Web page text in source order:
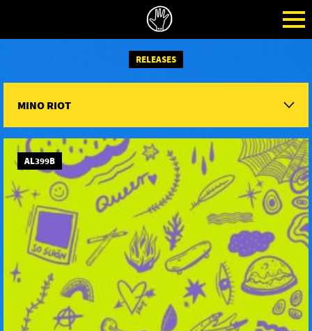
RELEASES
MINO RIOT
AL399B